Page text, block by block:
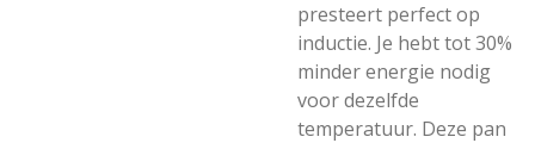
presteert perfect op
inductie. Je hebt tot 30%
minder energie nodig
voor dezelfde
temperatuur. Deze pan